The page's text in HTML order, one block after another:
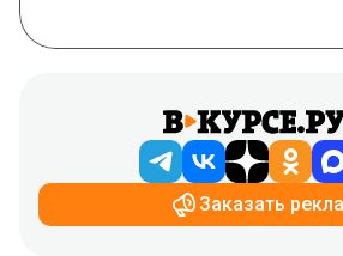
Заказать